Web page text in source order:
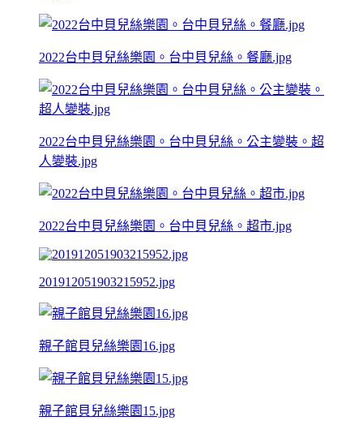
2022台中貝兒絲樂園。台中貝兒絲。餐廳.jpg
2022台中貝兒絲樂園。台中貝兒絲。公主變裝。超
人變裝.jpg
2022台中貝兒絲樂園。台中貝兒絲。超市.jpg
201912051903215952.jpg
親子館貝兒絲樂園16.jpg
親子館貝兒絲樂園15.jpg